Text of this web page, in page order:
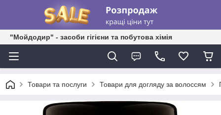
"Мойдодир" - засоби гігієни та побутова хімія
Товари та послуги Товари для догляду за волоссям